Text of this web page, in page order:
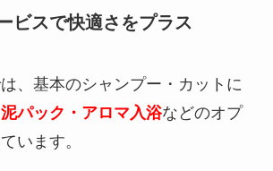
ビスで快適さをプラス
、基本のシャンプー・カットに
パック・アロマ入浴などのオプ
います。